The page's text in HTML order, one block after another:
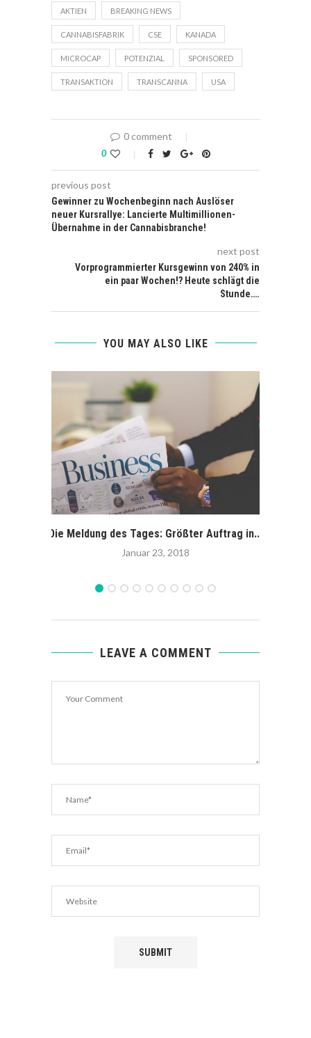
AKTIEN BREAKING NEWS
CANNABISFABRIK CSE KANADA
MICROCAP POTENZIAL SPONSORED
TRANSAKTION TRANSCANNA USA
0 comment
0
previous post
Gewinner zu Wochenbeginn nach Auslöser
neuer Kursrallye: Lancierte Multimillionen-
Übernahme in der Cannabisbranche!
next post
Vorprogrammierter Kursgewinn von 240% in
ein paar Wochen!? Heute schlägt die
Stunde….
YOU MAY ALSO LIKE
Die Meldung des Tages: Größter Auftrag in...
Januar 23, 2018
LEAVE A COMMENT